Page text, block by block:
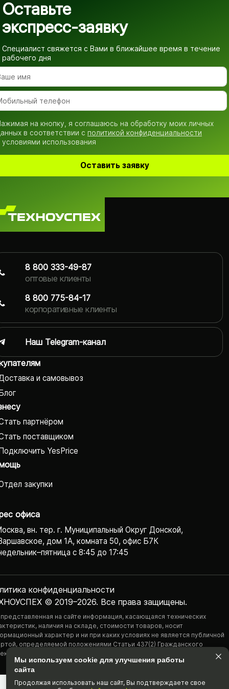
Оставьте
экспресс-заявку
Специалист свяжется с Вами в ближайшее время в течение
рабочего дня
на кнопку, я соглашаюсь на обработку моих личных
в соответствии с политикой конфиденциальности
условиями использования
Оставить заявку
и самовывоз
партнёром
поставщиком
YesPrice
закупки
офиса
вн. тер. г. Муниципальный Округ Донской,
дом 1А, комната 50, офис Б7К
с 8:45 до 17:45
© 2019–2026. Все права защищены.
конфиденциаль­ности
на сайте информация, касающаяся технических
наличия на складе, стоимости товаров, носит
характер и ни при каких условиях не является публичной
определяемой положениями Статьи 437(2) Гражданского
РФ.
8 800 333-49-87
оптовые клиенты
8 800 775-84-17
корпоративные клиенты
Наш Telegram-канал
Мы используем cookie для улучшения работы
сайта
Продолжая использовать наш cайт, Вы подтвержда­ете свое